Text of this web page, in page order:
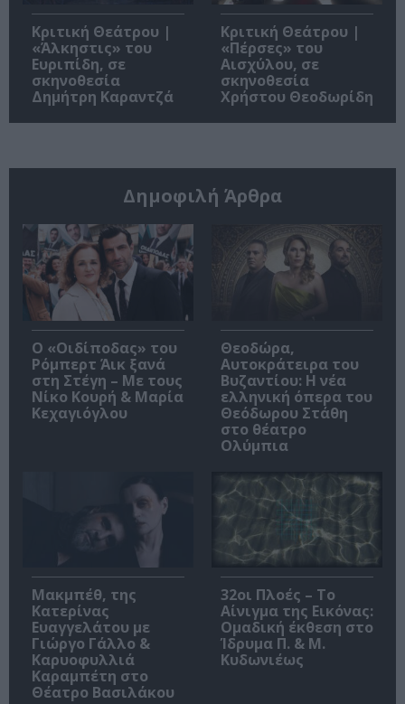
Κριτική Θεάτρου |
«Άλκηστις» του
Ευριπίδη, σε
σκηνοθεσία
Δημήτρη Καραντζά
Κριτική Θεάτρου |
«Πέρσες» του
Αισχύλου, σε
σκηνοθεσία
Χρήστου Θεοδωρίδη
Δημοφιλή Άρθρα
O «Οιδίποδας» του
Ρόμπερτ Άικ ξανά
στη Στέγη – Με τους
Νίκο Κουρή & Μαρία
Κεχαγιόγλου
Θεοδώρα,
Αυτοκράτειρα του
Βυζαντίου: Η νέα
ελληνική όπερα του
Θεόδωρου Στάθη
στο θέατρο
Ολύμπια
Μακμπέθ, της
Κατερίνας
Ευαγγελάτου με
Γιώργο Γάλλο &
Καρυοφυλλιά
Καραμπέτη στο
Θέατρο Βασιλάκου
32οι Πλοές – Το
Αίνιγμα της Εικόνας:
Ομαδική έκθεση στο
Ίδρυμα Π. & Μ.
Κυδωνιέως